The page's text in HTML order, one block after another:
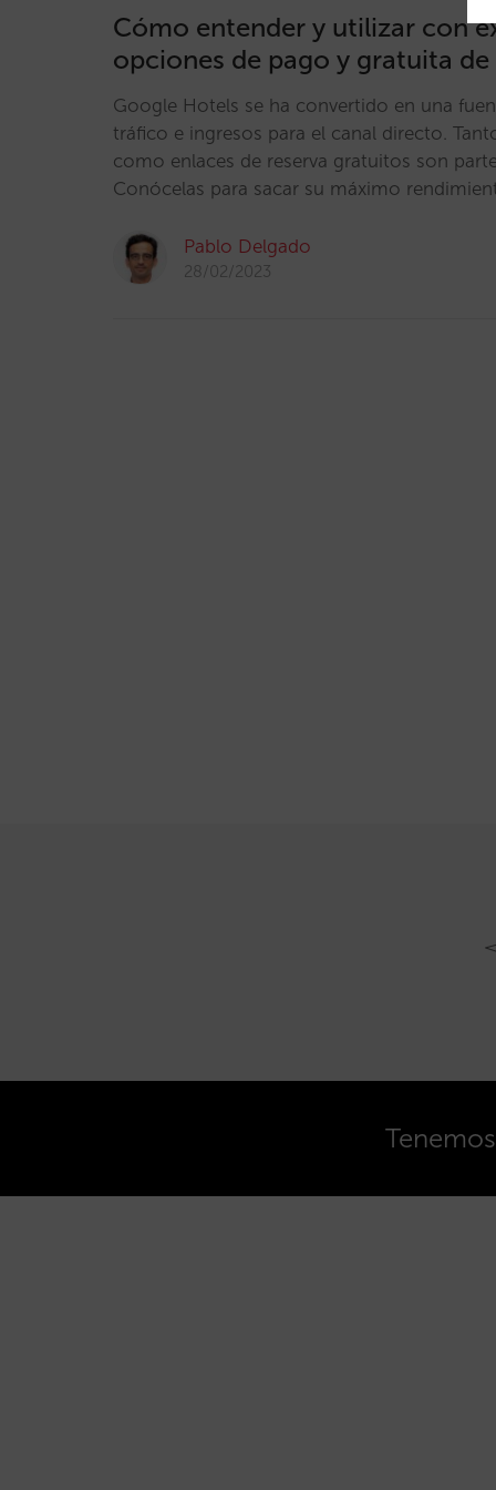
Cómo entender y utilizar con
opciones de pago y gratuita
Google Hotels se ha convertido en una
tráfico e ingresos para el canal directo.
como enlaces de reserva gratuitos son
Conócelas para sacar su máximo
Pablo Delgado
28/02/2023